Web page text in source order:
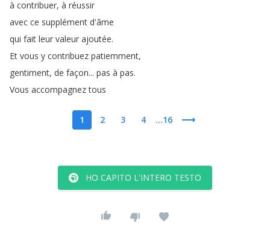
à contribuer, à réussir
avec ce supplément d'âme
qui fait leur valeur ajoutée.
Et vous y contribuez patiemment,
gentiment, de façon... pas à pas.
Vous accompagnez tous
1 2 3 4 ...16
HO CAPITO L'INTERO TESTO